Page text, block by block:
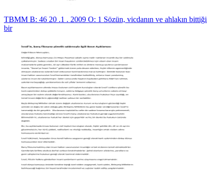
TBMM B: 46 20 .1 . 2009 O: 1 Sözün, vicdanın ve ahlakın bittiği
bir